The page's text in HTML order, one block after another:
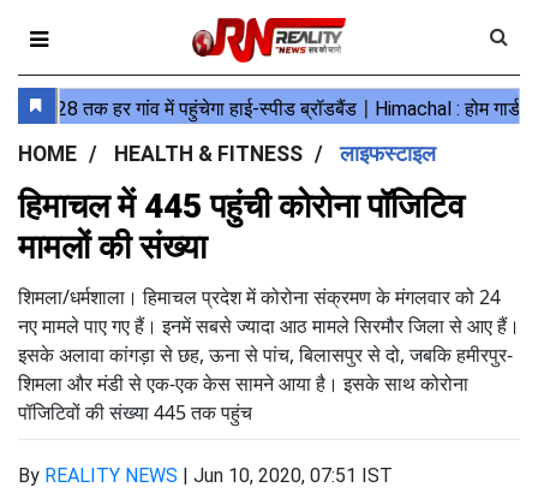
HOME HEALTH & FITNESS लाइफस्टाइल
हिमाचल में 445 पहुंची कोरोना पॉजिटिव
मामलों की संख्या
शिमला/धर्मशाला। हिमाचल प्रदेश में कोरोना संक्रमण के मंगलवार को 24
नए मामले पाए गए हैं। इनमें सबसे ज्यादा आठ मामले सिरमौर जिला से आए हैं।
इसके अलावा कांगड़ा से छह, ऊना से पांच, बिलासपुर से दो, जबकि हमीरपुर-
शिमला और मंडी से एक-एक केस सामने आया है। इसके साथ कोरोना
पॉजिटिवों की संख्या 445 तक पहुंच
By REALITY NEWS | Jun 10, 2020, 07:51 IST